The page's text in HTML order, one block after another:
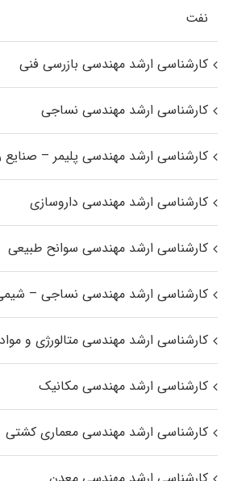
نفت
کارشناسی ارشد مهندسی بازرسی فنی
کارشناسی ارشد مهندسی نساجی
کارشناسی ارشد مهندسی پلیمر –
کارشناسی ارشد مهندسی داروسازی
کارشناسی ارشد مهندسی سوانح طبیعی
کارشناسی ارشد مهندسی نساجی –
کارشناسی ارشد مهندسی متالورژی و مواد
کارشناسی ارشد مهندسی مکانیک
کارشناسی ارشد مهندسی معماری کشتی